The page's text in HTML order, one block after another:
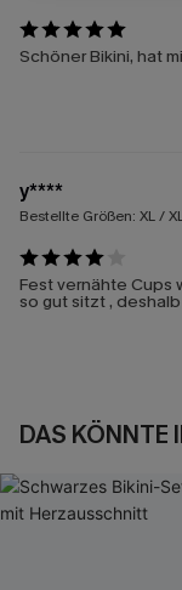
Schöner Bikini, hat
y****
Bestellte Größen: XL /
Fest vernähte Cups
so gut sitzt ,
DAS KÖNNTE